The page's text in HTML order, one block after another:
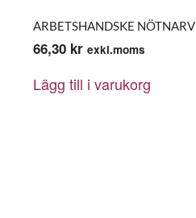
ARBETSHANDSKE NÖTNARV
66,30 kr exkl.moms
Lägg till i varukorg